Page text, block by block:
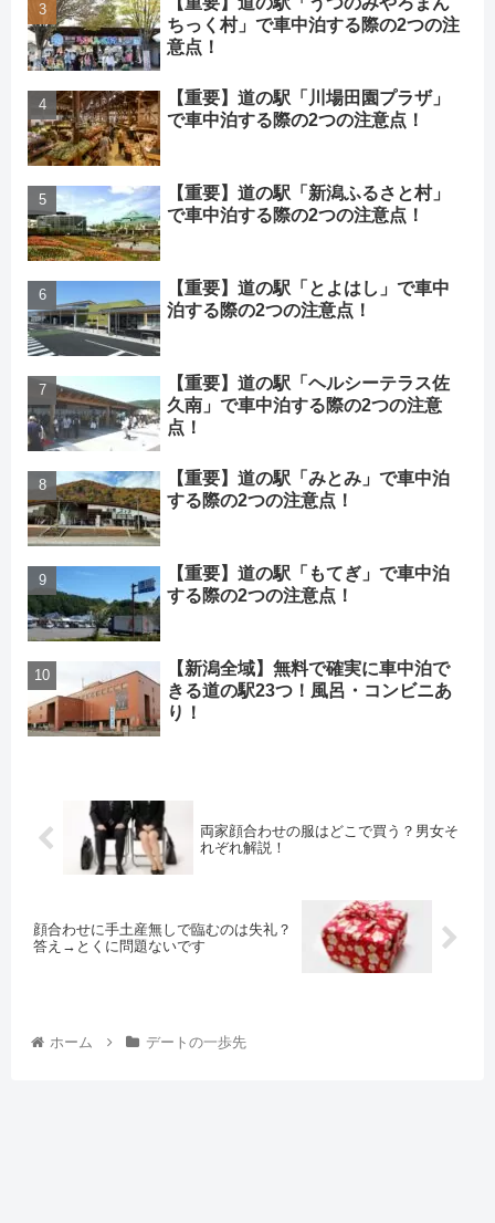
ちっく村」で車中泊する際の2つの注
意点！
【重要】道の駅「川場田園プラザ」
で車中泊する際の2つの注意点！
【重要】道の駅「新潟ふるさと村」
で車中泊する際の2つの注意点！
【重要】道の駅「とよはし」で車中
泊する際の2つの注意点！
【重要】道の駅「ヘルシーテラス佐
久南」で車中泊する際の2つの注意
点！
【重要】道の駅「みとみ」で車中泊
する際の2つの注意点！
【重要】道の駅「もてぎ」で車中泊
する際の2つの注意点！
【新潟全域】無料で確実に車中泊で
きる道の駅23つ！風呂・コンビニあ
り！
両家顔合わせの服はどこで買う？男女そ
れぞれ解説！
顔合わせに手土産無しで臨むのは失礼？
答え→とくに問題ないです
ホーム デートの一歩先